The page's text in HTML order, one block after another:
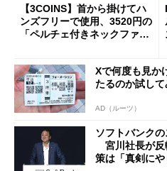
【3COINS】首から掛けてハ
ンズフリーで使用、3520円の
「ペルチェ付きネックファ
Xで何度も見か
たるのか試して
AD（ルーツ）
ソフトバンク
宮川社長が
策は「真剣にや